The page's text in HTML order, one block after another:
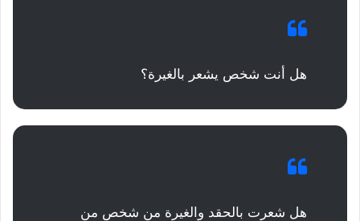
هل أنت شخص يشعر بالغيرة؟
هل شعرت بالحقد والغيرة من شخص من